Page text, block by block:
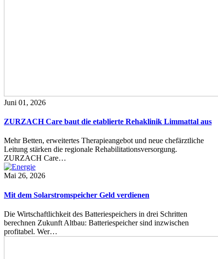
Juni 01, 2026
ZURZACH Care baut die etablierte Rehaklinik Limmattal aus
Mehr Betten, erweitertes Therapieangebot und neue chefärztliche
Leitung stärken die regionale Rehabilitationsversorgung.
ZURZACH Care…
Mai 26, 2026
Mit dem Solarstromspeicher Geld verdienen
Die Wirtschaftlichkeit des Batteriespeichers in drei Schritten
berechnen Zukunft Altbau: Batteriespeicher sind inzwischen
profitabel. Wer…